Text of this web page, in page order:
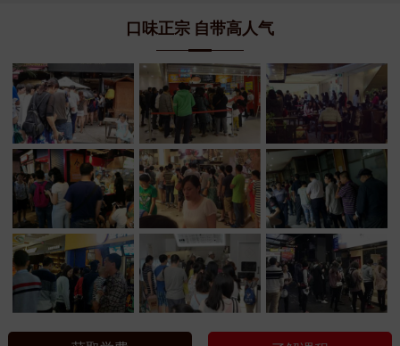
口味正宗 自带高人气